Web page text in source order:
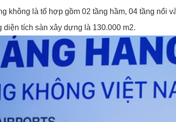
không là tổ hợp gồm 02 tầng hầm, 04 tầng nổi
diện tích sàn xây dựng là 130.000 m2.